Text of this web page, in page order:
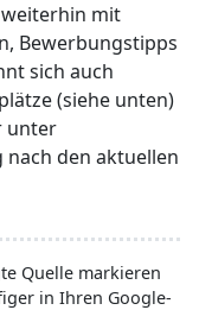
mit
Bewerbungstipps
sich auch
(siehe unten)
unter
nach den aktuellen
Quelle markieren
in Ihren Google-